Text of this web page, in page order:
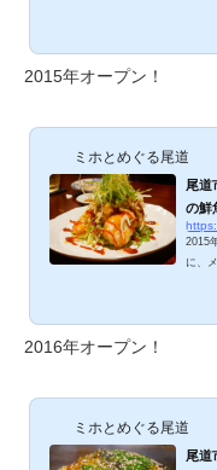
ハチ
2015年オープン！
ミホとめぐる尾道
尾道
の鮮
2015
に、
ち』
2016年オープン！
ミホとめぐる尾道
尾道